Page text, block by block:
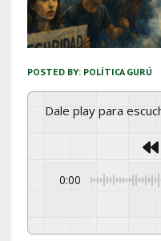
POSTED BY: POLÍTICA GURÚ
Dale play para
0:00